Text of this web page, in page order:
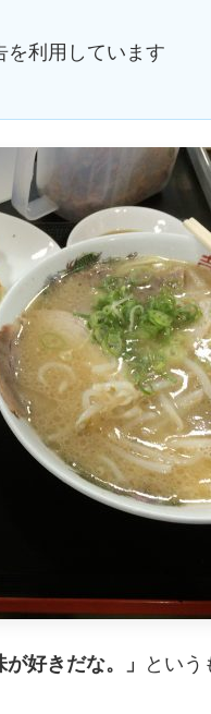
を利用しています
好きだな。」 という